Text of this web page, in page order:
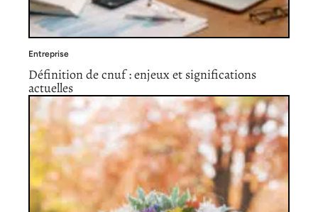
Entreprise
Définition de cnuf : enjeux et significations
actuelles